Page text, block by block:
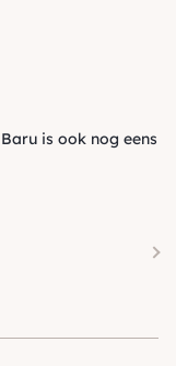
is ook nog eens